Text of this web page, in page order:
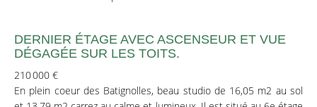
DERNIER ÉTAGE AVEC ASCENSEUR ET VUE
DÉGAGÉE SUR LES TOITS.
210 000 €
En plein coeur des Batignolles, beau studio de 16,05 m2 au sol